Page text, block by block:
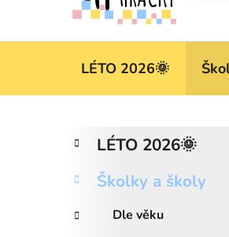
LÉTO 2026🌞
P
s
r
Přeskočit
kategorie
K
a
e
o
LÉTO 2026🌞
Školky a školy
Dle věku